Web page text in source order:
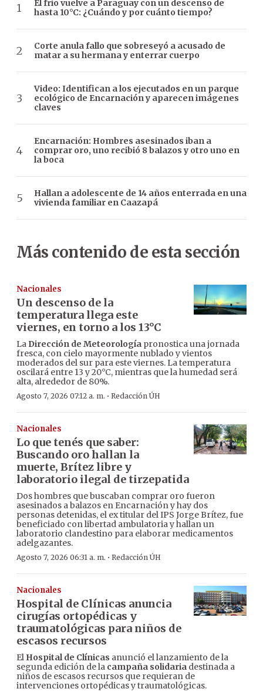
El frío vuelve a Paraguay con un descenso de
hasta 10°C: ¿Cuándo y por cuánto tiempo?
Corte anula fallo que sobreseyó a acusado de
matar a su hermana y enterrar cuerpo
Video: Identifican a los ejecutados en un parque
ecológico de Encarnación y aparecen imágenes
claves
Encarnación: Hombres asesinados iban a
comprar oro, uno recibió 8 balazos y otro uno en
la boca
Hallan a adolescente de 14 años enterrada en una
vivienda familiar en Caazapá
Más contenido de esta sección
Nacionales
Un descenso de la
temperatura llega este
viernes, en torno a los 13°C
La Dirección de Meteorología pronostica una jornada
fresca, con cielo mayormente nublado y vientos
moderados del sur para este viernes. La temperatura
oscilará entre 13 y 20°C, mientras que la humedad será
alta, alrededor de 80%.
Agosto 7, 2026 07:12 a. m. · Redacción ÚH
Nacionales
Lo que tenés que saber:
Buscando oro hallan la
muerte, Brítez libre y
laboratorio ilegal de tirzepatida
Dos hombres que buscaban comprar oro fueron
asesinados a balazos en Encarnación y hay dos
personas detenidas, el ex titular del IPS Jorge Brítez, fue
beneficiado con libertad ambulatoria y hallan un
laboratorio clandestino para elaborar medicamentos
adelgazantes.
Agosto 7, 2026 06:31 a. m. · Redacción ÚH
Nacionales
Hospital de Clínicas anuncia
cirugías ortopédicas y
traumatológicas para niños de
escasos recursos
El Hospital de Clínicas anunció el lanzamiento de la
segunda edición de la campaña solidaria destinada a
niños de escasos recursos que requieran de
intervenciones ortopédicas y traumatológicas.